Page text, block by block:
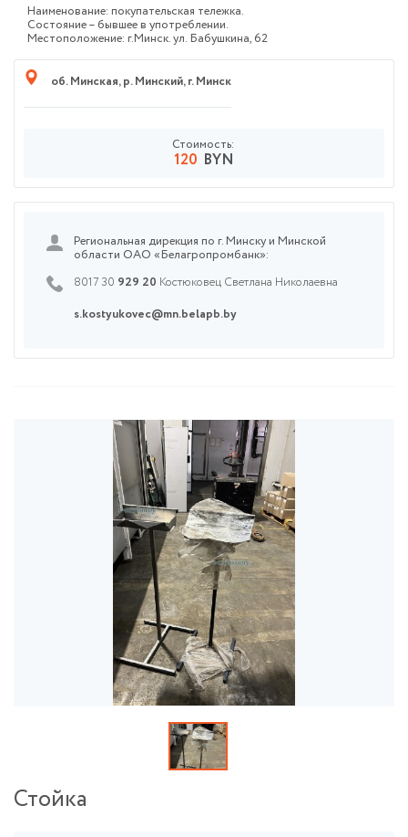
Наименование: покупательская тележка.
Состояние – бывшее в употреблении.
Местоположение: г.Минск. ул. Бабушкина, 62
об. Минская,р. Минский,г. Минск
Стоимость:
120 BYN
Региональная дирекция по г. Минску и Минской
области ОАО «Белагропромбанк»:
8017 30 929 20 Костюковец Светлана Николаевна
s.kostyukovec@mn.belapb.by
Стойка